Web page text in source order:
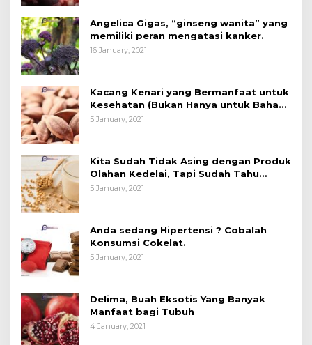
Angelica Gigas, “ginseng wanita” yang
memiliki peran mengatasi kanker.
16 January, 2021
Kacang Kenari yang Bermanfaat untuk
Kesehatan (Bukan Hanya untuk Bahan
Kue)
5 January, 2021
Kita Sudah Tidak Asing dengan Produk
Olahan Kedelai, Tapi Sudah Tahu
Manfaatnya untuk Kesehatan?
5 January, 2021
Anda sedang Hipertensi ? Cobalah
Konsumsi Cokelat.
5 January, 2021
Delima, Buah Eksotis Yang Banyak
Manfaat bagi Tubuh
4 January, 2021